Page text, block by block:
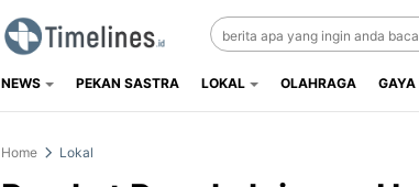
Timelines.id
Media Literasi, Sejarah & Budaya
NEWS PEKAN SASTRA LOKAL OLAHRAGA GAYA
Home Lokal